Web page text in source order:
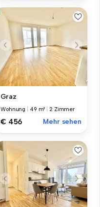
Graz
Wohnung 49 m² |2 Zimmer
€ 456 Mehr sehen